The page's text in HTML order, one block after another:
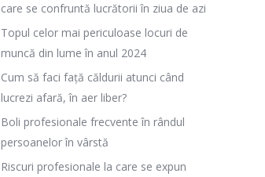
care se confruntă lucrătorii în ziua de azi
Topul celor mai periculoase locuri de
muncă din lume în anul 2024
Cum să faci față căldurii atunci când
lucrezi afară, în aer liber?
Boli profesionale frecvente în rândul
persoanelor în vârstă
Riscuri profesionale la care se expun